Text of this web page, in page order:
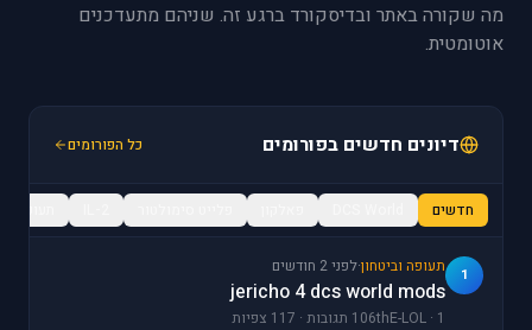
מה שקורה באתר ובדיסקורד ברגע זה. שניהם מתעדכנים
אוטומטית.
דיונים חדשים בפורומים כל הפורומים
חדשים
1 תעופה וביטחון·לפני 2 חודשים
jericho 4 dcs world mods
106thE-LOL · 1 תגובות · 117 צפיות